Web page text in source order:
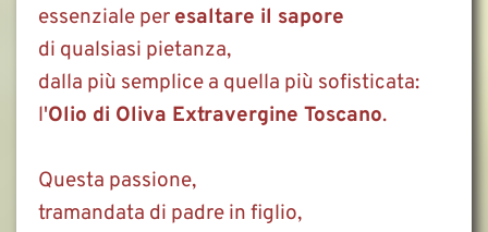
essenziale per esaltare il sapore
di qualsiasi pietanza,
dalla più semplice a quella più sofisticata:
l'Olio di Oliva Extravergine Toscano.
Questa passione,
tramandata di padre in figlio,